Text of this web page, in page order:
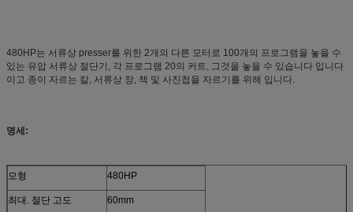
480HP는 서류상 presser를 위한 2개의 다른 모터로 100개의 프로그램을 놓을 수
있는 유압 서류상 절단기, 각 프로그램 20의 커트, 그것을 놓을 수 있습니다 입니다
이고 종이 자르는 칼, 서류상 장, 책 및 사진첩을 자르기를 위해 입니다.
명세:
모형 480HP
최대. 절단 고도 60mm